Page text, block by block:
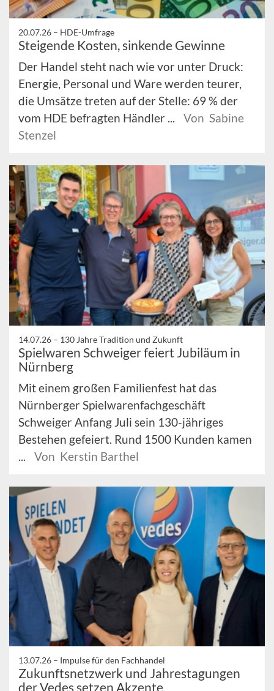
20.07.26 – HDE-Umfrage
Steigende Kosten, sinkende Gewinne
Der Handel steht nach wie vor unter Druck:
Energie, Personal und Ware werden teurer,
die Umsätze treten auf der Stelle: 69 % der
vom HDE befragten Händler ...
Von Sabine
Stenzel
14.07.26 – 130 Jahre Tradition und Zukunft
Spielwaren Schweiger feiert Jubiläum in
Nürnberg
Mit einem großen Familienfest hat das
Nürnberger Spielwarenfachgeschäft
Schweiger Anfang Juli sein 130-jähriges
Bestehen gefeiert. Rund 1500 Kunden kamen
Von Kerstin Barthel
13.07.26 – Impulse für den Fachhandel
Zukunftsnetzwerk und Jahrestagungen
der Vedes setzen Akzente